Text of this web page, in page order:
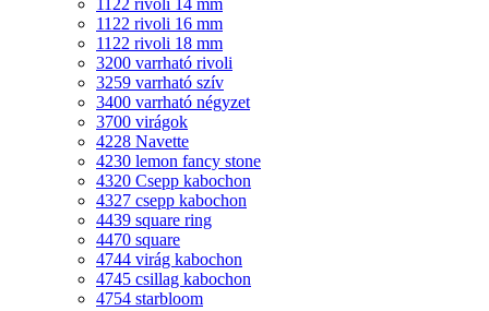
1122 rivoli 14 mm
1122 rivoli 16 mm
1122 rivoli 18 mm
3200 varrható rivoli
3259 varrható szív
3400 varrható négyzet
3700 virágok
4228 Navette
4230 lemon fancy stone
4320 Csepp kabochon
4327 csepp kabochon
4439 square ring
4470 square
4744 virág kabochon
4745 csillag kabochon
4754 starbloom